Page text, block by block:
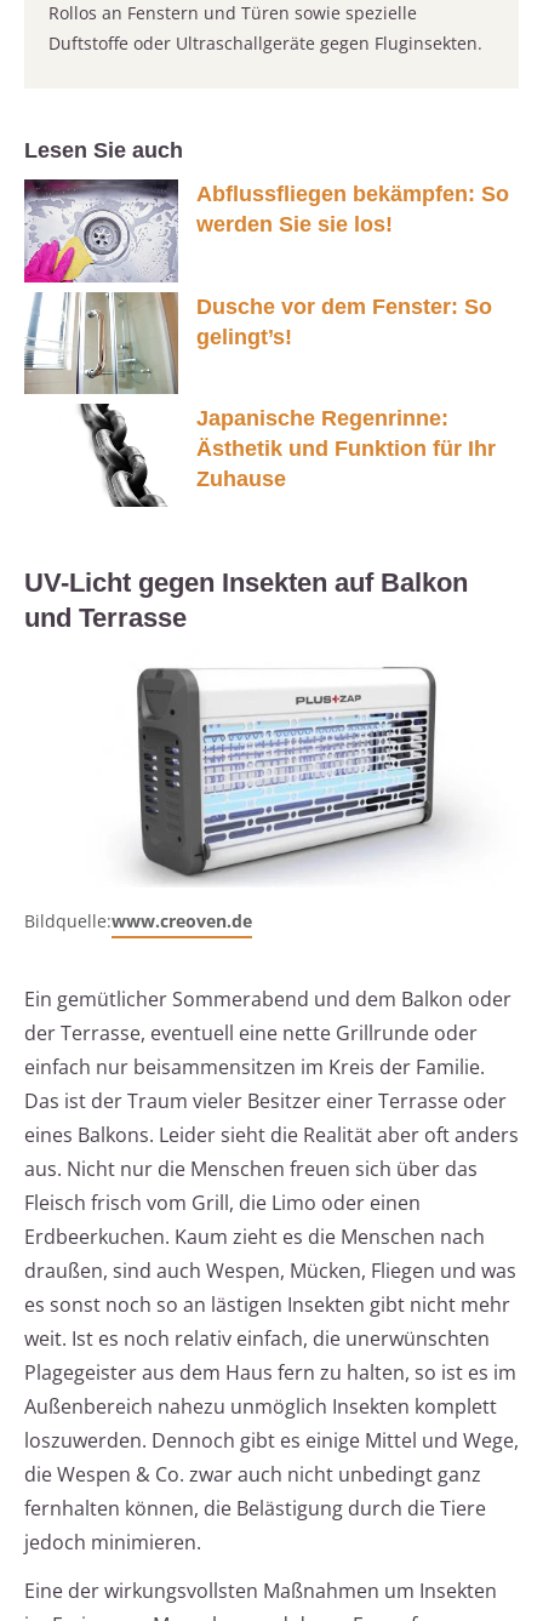
Rollos an Fenstern und Türen sowie spezielle
Duftstoffe oder Ultraschallgeräte gegen Fluginsekten.
Lesen Sie auch
Abflussfliegen bekämpfen: So
werden Sie sie los!
Dusche vor dem Fenster: So
gelingt’s!
Japanische Regenrinne:
Ästhetik und Funktion für Ihr
Zuhause
UV-Licht gegen Insekten auf Balkon
und Terrasse
Bildquelle:www.creoven.de
Ein gemütlicher Sommerabend und dem Balkon oder
der Terrasse, eventuell eine nette Grillrunde oder
einfach nur beisammensitzen im Kreis der Familie.
Das ist der Traum vieler Besitzer einer Terrasse oder
eines Balkons. Leider sieht die Realität aber oft anders
aus. Nicht nur die Menschen freuen sich über das
Fleisch frisch vom Grill, die Limo oder einen
Erdbeerkuchen. Kaum zieht es die Menschen nach
draußen, sind auch Wespen, Mücken, Fliegen und was
es sonst noch so an lästigen Insekten gibt nicht mehr
weit. Ist es noch relativ einfach, die unerwünschten
Plagegeister aus dem Haus fern zu halten, so ist es im
Außenbereich nahezu unmöglich Insekten komplett
loszuwerden. Dennoch gibt es einige Mittel und Wege,
die Wespen & Co. zwar auch nicht unbedingt ganz
fernhalten können, die Belästigung durch die Tiere
jedoch minimieren.
Eine der wirkungsvollsten Maßnahmen um Insekten